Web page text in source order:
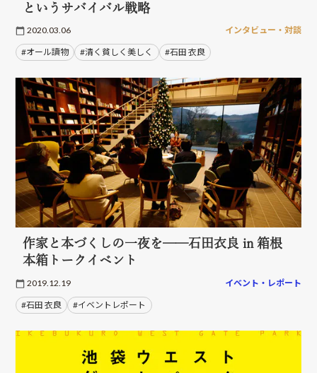
というサバイバル戦略
2020.03.06 インタビュー・対談
#オール讀物 #清く貧しく美しく #石田 衣良
作家と本づくしの一夜を──石田衣良 in 箱根
本箱トークイベント
2019.12.19 イベント・レポート
#石田 衣良 #イベントレポート